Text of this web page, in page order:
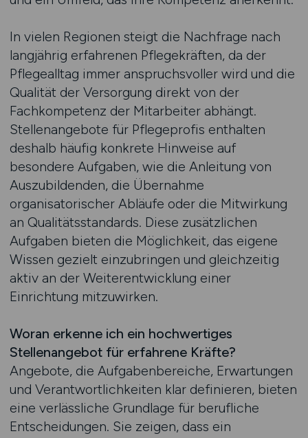
In vielen Regionen steigt die Nachfrage nach
langjährig erfahrenen Pflegekräften, da der
Pflegealltag immer anspruchsvoller wird und die
Qualität der Versorgung direkt von der
Fachkompetenz der Mitarbeiter abhängt.
Stellenangebote für Pflegeprofis enthalten
deshalb häufig konkrete Hinweise auf
besondere Aufgaben, wie die Anleitung von
Auszubildenden, die Übernahme
organisatorischer Abläufe oder die Mitwirkung
an Qualitätsstandards. Diese zusätzlichen
Aufgaben bieten die Möglichkeit, das eigene
Wissen gezielt einzubringen und gleichzeitig
aktiv an der Weiterentwicklung einer
Einrichtung mitzuwirken.
Woran erkenne ich ein hochwertiges
Stellenangebot für erfahrene Kräfte?
Angebote, die Aufgabenbereiche, Erwartungen
und Verantwortlichkeiten klar definieren, bieten
eine verlässliche Grundlage für berufliche
Entscheidungen. Sie zeigen, dass ein